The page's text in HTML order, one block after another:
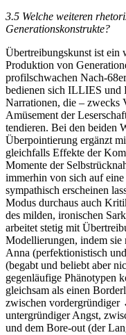
3.5 Welche weiteren
Generationskonstrukte?
Übertreibungskunst ist ein
Produktion von
profilschwachen Nach-
bedienen sich ILLIES und
Narrationen, die – zwecks
Amüsement der
tendieren. Bei den beiden
Überpointierung ergänzt
gleichfalls Effekte der
Momente der
immerhin von sich auf
sympathisch erscheinen
Modus durchaus auch
des milden, ironischen
arbeitet stetig mit
Modellierungen, indem sie
Anna (perfektionistisch
(begabt und beliebt aber
gegenläufige Phänotypen
gleichsam als einen
zwischen vordergründiger
untergründiger Angst,
und dem Bore-out (der